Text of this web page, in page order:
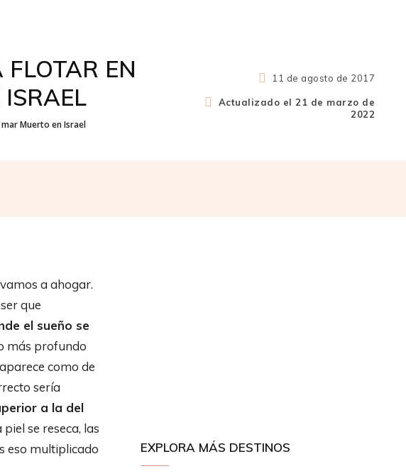
FLOTAR EN
Muerto en Israel
11 de agosto de 2017
Actualizado el 21 de marzo de
2022
a ahogar.
que
el sueño se
más profundo
como de
sería
a la del
se reseca, las
eso multiplicado
EXPLORA MÁS DESTINOS